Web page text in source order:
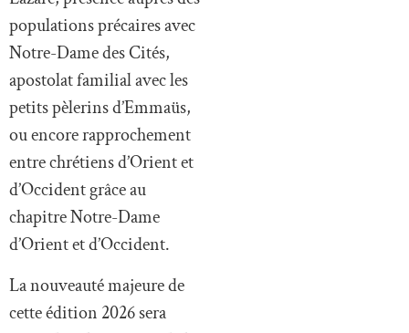
populations précaires avec
Notre-Dame des Cités,
apostolat familial avec les
petits pèlerins d’Emmaüs,
ou encore rapprochement
entre chrétiens d’Orient et
d’Occident grâce au
chapitre Notre-Dame
d’Orient et d’Occident.
La nouveauté majeure de
cette édition 2026 sera